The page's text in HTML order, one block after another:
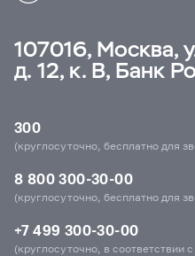
107016, Москва,
д. 12, к. В, Банк
300
(круглосуточно, бесплатно для
8 800 300-30-00
(круглосуточно, бесплатно для
+7 499 300-30-00
(круглосуточно, в соответствии